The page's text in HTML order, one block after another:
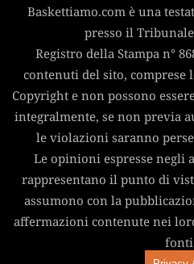
Baskettiamo.com è una
presso il Tribunale
Registro della Stampa n°
contenuti del sito, comprese
Copyright e non possono
integralmente, se non previa
le violazioni saranno
Le opinioni espresse negli
rappresentano il punto di
assumono con la
affermazioni contenute nei